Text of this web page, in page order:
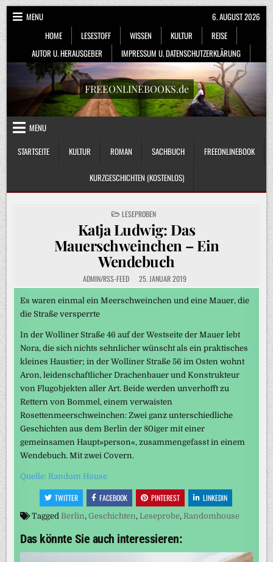
Skip
to
content
MENU
HOME
LESESTOFF WISSEN KULTUR
REISE
AUTOR U. HERAUSGEBER
IMPRESSUM U. DATENSCHUTZERKLÄRUNG
6. AUGUST 2026
FREEONLINEBOOKS.de
MENU
STARTSEITE
KULTUR ROMAN SACHBUCH FREEONLINEBOOK
KURZGESCHICHTEN (KOSTENLOS)
POSTED
IN
LESEPROBEN
Katja Ludwig: Das
Mauerschweinchen – Ein
Wendebuch
ADMIN/RSS-FEED 25. JANUAR 2019
Es waren einmal ein Meerschweinchen und eine Mauer, die
die Straße versperrte
In der Wolliner Straße 46 auf der Westseite der Mauer lebt
Nora, die sich nichts sehnlicher wünscht als ein praktisches
kleines Haustier; in der Wolliner Straße 56 im Osten wohnt
Aron, leidenschaftlicher Drachenbauer und Konstrukteur
von Flugobjekten aller Art. Beide werden unverhofft zu
Rettern von Bommel, einem verwaisten
Rosettenmeerschweinchen: Zwei ganz unterschiedliche
Geschichten aus dem Berlin der 80iger mit einer
gemeinsamen Haupt»person«, zusammengefasst in einem
Wendebuch. Mit zwei Covern.
Quelle: Random House
TWITTER FACEBOOK PINTEREST LINKEDIN
Tagged Berlin,Geschichten, Leseprobe, Randomhouse
Das könnte Sie auch interessieren: